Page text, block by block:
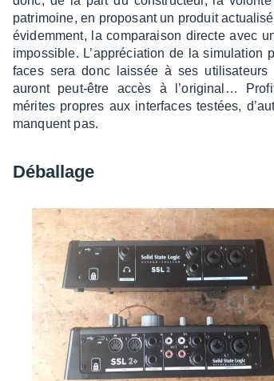
patri­moine, en propo­sant un produit
évidem­ment, la compa­rai­son directe avec
impos­sible. L’ap­pré­cia­tion de la simu­la­tion
faces sera donc lais­sée à ses utili­sa­teurs
auront peut-être accès à l’ori­gi­nal…
mérites propres aux inter­faces testées,
manquent pas.
Débal­lage